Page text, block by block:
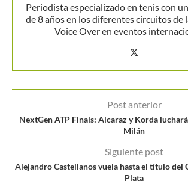
Periodista especializado en tenis con
de 8 años en los diferentes circuitos de
Voice Over en eventos
Post anterior
NextGen ATP Finals: Alcaraz y Korda
Milán
Siguiente post
Alejandro Castellanos vuela hasta el título del
Plata